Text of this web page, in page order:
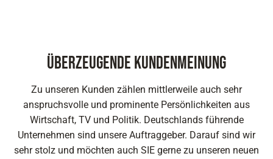
Überzeugende Kundenmeinung
Zu unseren Kunden zählen mittlerweile auch sehr
anspruchsvolle und prominente Persönlichkeiten aus
Wirtschaft, TV und Politik. Deutschlands führende
Unternehmen sind unsere Auftraggeber. Darauf sind wir
sehr stolz und möchten auch SIE gerne zu unseren neuen